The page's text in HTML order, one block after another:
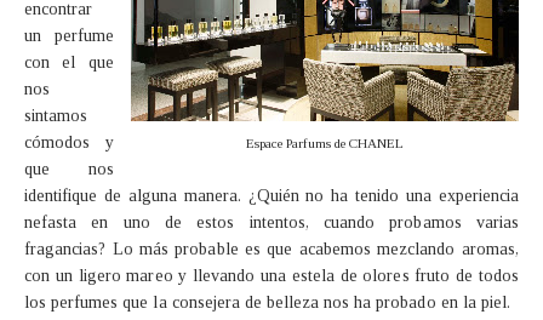
Espace Parfums de CHANEL
encontrar
un perfume
con el que
nos
sintamos
cómodos y
que nos
identifique de alguna manera. ¿Quién no ha tenido una experiencia
nefasta en uno de estos intentos, cuando probamos varias
fragancias? Lo más probable es que acabemos mezclando aromas,
con un ligero mareo y llevando una estela de olores fruto de todos
los perfumes que la consejera de belleza nos ha probado en la piel.